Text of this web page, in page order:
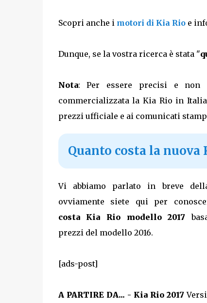
Scopri anche i motori di Kia Rioe
Dunque, se la vostra ricerca è stata "
Nota: Per essere precisi e non
commercializzata la Kia Rio in
prezzi ufficiale e ai comunicati
Quanto costa la nuova
Vi abbiamo parlato in breve
ovviamente siete qui per
costa Kia Rio modello 2017
prezzi del modello 2016.
[ads-post]
A PARTIRE DA... - Kia Rio 2017